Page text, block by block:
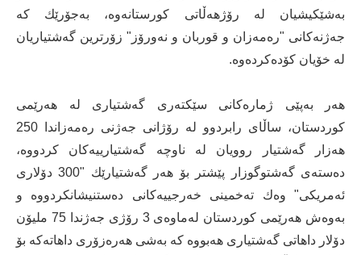
بەشێكیشیان لە رۆژهەڵاتی كورستانەوە، بەجۆرێك كە
جەژنەكانی "رەمەزان و قوربان و نەورۆز" زۆرترین گەشتیاریان
لە خۆیان كۆدەكردەوە.
هەر بەپێی ژمارەكانی سێكتەری گەشتیاری لە هەرێمی
كوردستان، ساڵای رابردوو لە رۆژانی جەژنی رەمەزاندا 250
هەزار گەشتیار روویان لە ناوچە گەشتیارییەكان كردووە،
دەستەی گەشتوگوزار پێشتر بۆ هەر گەشتیارێك "300 دۆلاری
ئەمریكی" وەك تەخمینی خەرجییەكانی دەستنیشانكردووە و
بەوەش هەرێمی كوردستان لەماوەی 3 رۆژی جەژندا 75 ملیۆن
دۆلار داهاتی گەشتیاری هەبووە كە بەشی هەرەزۆری داهاتەكە بۆ